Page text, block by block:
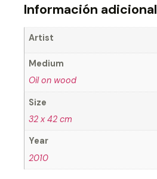
Información adicional
Artist
Medium
Oil on wood
Size
32 x 42 cm
Year
2010